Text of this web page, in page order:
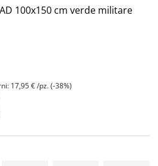
100x150 cm verde militare
17,95 € /pz. (-38%)